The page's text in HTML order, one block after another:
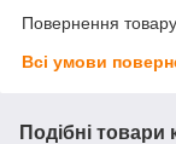
Повернення
Всі умови
Подібні товари